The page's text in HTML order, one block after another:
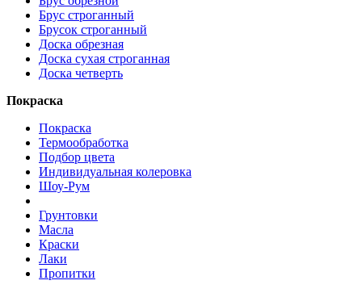
Брус строганный
Брусок строганный
Доска обрезная
Доска сухая строганная
Доска четверть
Покраска
Покраска
Термообработка
Подбор цвета
Индивидуальная колеровка
Шоу-Рум
Грунтовки
Масла
Краски
Лаки
Пропитки